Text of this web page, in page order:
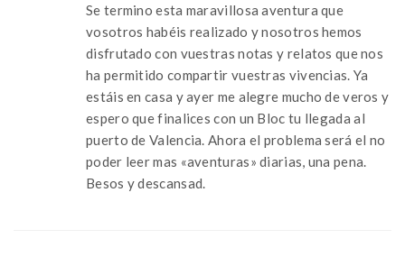
Se termino esta maravillosa aventura que
vosotros habéis realizado y nosotros hemos
disfrutado con vuestras notas y relatos que nos
ha permitido compartir vuestras vivencias. Ya
estáis en casa y ayer me alegre mucho de veros y
espero que finalices con un Bloc tu llegada al
puerto de Valencia. Ahora el problema será el no
poder leer mas «aventuras» diarias, una pena.
Besos y descansad.